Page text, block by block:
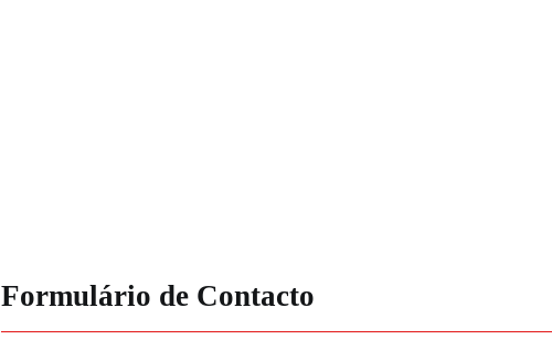
Formulário de Contacto